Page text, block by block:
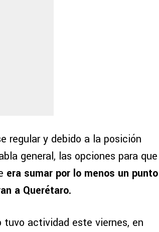
regular y debido a la posición
general, las opciones para que
era sumar por lo menos un punto
a Querétaro.
actividad este viernes, en